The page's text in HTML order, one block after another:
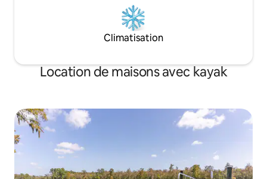
Climatisation
Location de maisons avec kayak